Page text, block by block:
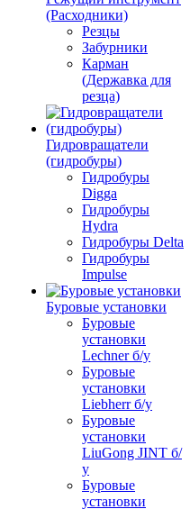
(Расходники)
Резцы
Забурники
Карман
(Державка для
резца)
Гидровращатели
(гидробуры)
Гидробуры
Digga
Гидробуры
Hydra
Гидробуры Delta
Гидробуры
Impulse
Буровые установки
Буровые
установки
Lechner б/у
Буровые
установки
Liebherr б/у
Буровые
установки
LiuGong JINT б/
у
Буровые
установки